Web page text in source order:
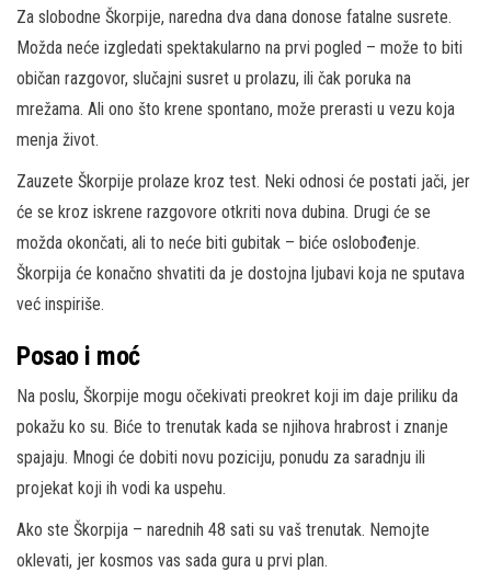
Za slobodne Škorpije, naredna dva dana donose fatalne susrete.
Možda neće izgledati spektakularno na prvi pogled – može to biti
običan razgovor, slučajni susret u prolazu, ili čak poruka na
mrežama. Ali ono što krene spontano, može prerasti u vezu koja
menja život.
Zauzete Škorpije prolaze kroz test. Neki odnosi će postati jači, jer
će se kroz iskrene razgovore otkriti nova dubina. Drugi će se
možda okončati, ali to neće biti gubitak – biće oslobođenje.
Škorpija će konačno shvatiti da je dostojna ljubavi koja ne sputava
već inspiriše.
Posao i moć
Na poslu, Škorpije mogu očekivati preokret koji im daje priliku da
pokažu ko su. Biće to trenutak kada se njihova hrabrost i znanje
spajaju. Mnogi će dobiti novu poziciju, ponudu za saradnju ili
projekat koji ih vodi ka uspehu.
Ako ste Škorpija – narednih 48 sati su vaš trenutak. Nemojte
oklevati, jer kosmos vas sada gura u prvi plan.